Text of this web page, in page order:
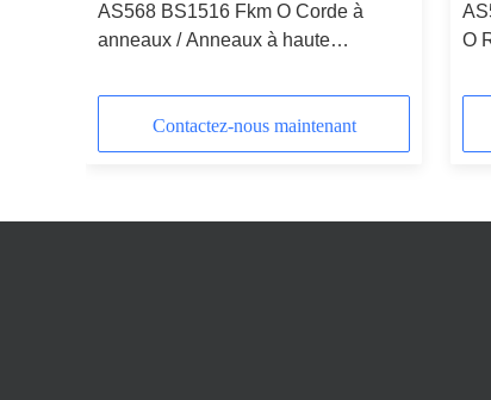
AS568 BS1516 Fkm O Corde à
anneaux / Anneaux à haute
produits chimiques avec une
durabilité supérieure
Contactez-nous maintenant
O
-